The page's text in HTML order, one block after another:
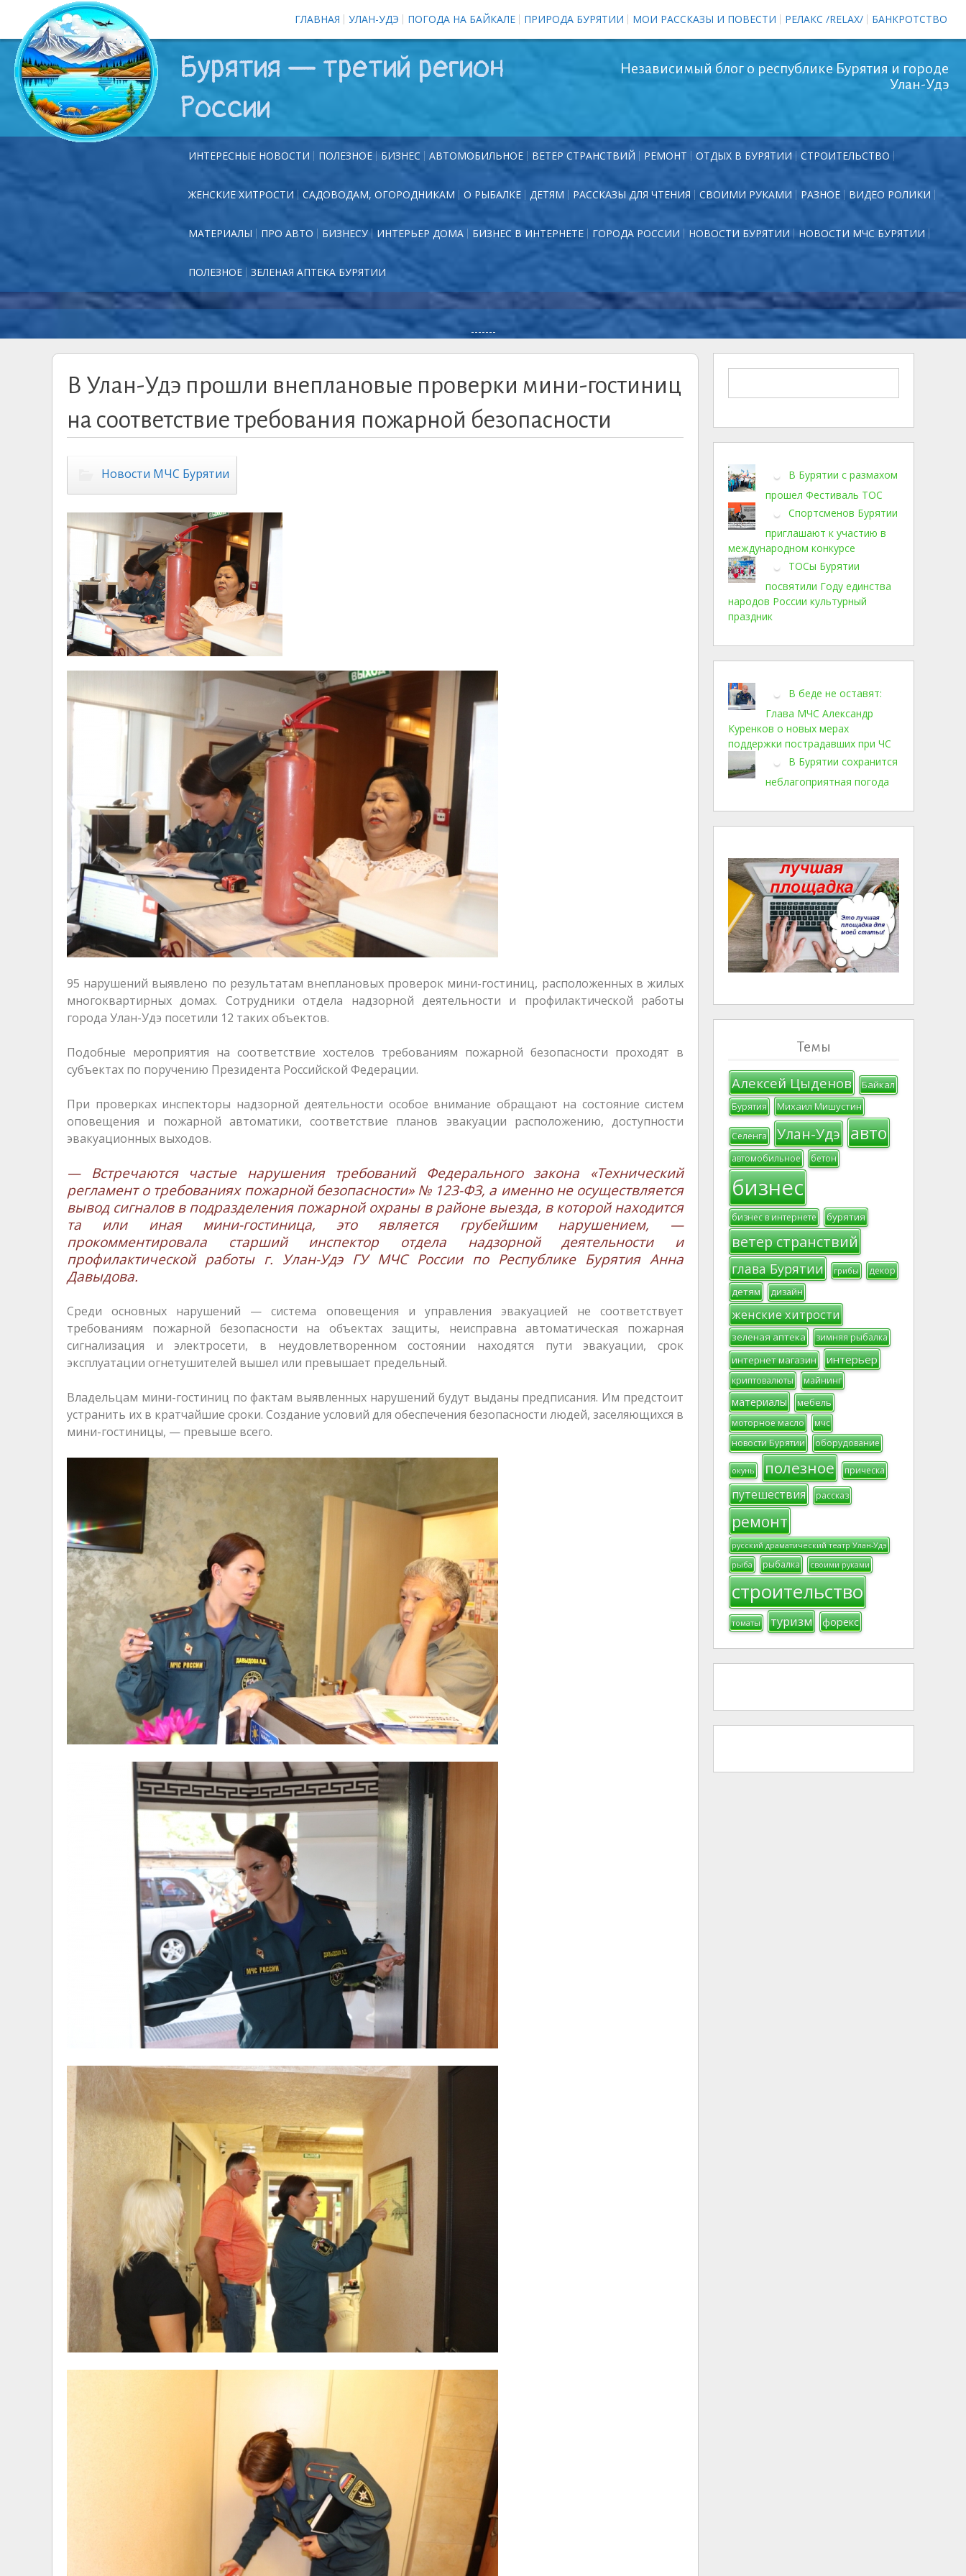
ГЛАВНАЯ УЛАН-УДЭ ПОГОДА НА БАЙКАЛЕ ПРИРОДА БУРЯТИИ МОИ РАССКАЗЫ И ПОВЕСТИ РЕЛАКС /RELAX/ БАНКРОТСТВО
Бурятия — третий регион
России
Независимый блог о республике Бурятия и городе
Улан-Удэ
ИНТЕРЕСНЫЕ НОВОСТИ ПОЛЕЗНОЕ БИЗНЕС АВТОМОБИЛЬНОЕ ВЕТЕР СТРАНСТВИЙ РЕМОНТ ОТДЫХ В БУРЯТИИ СТРОИТЕЛЬСТВО
ЖЕНСКИЕ ХИТРОСТИ САДОВОДАМ, ОГОРОДНИКАМ О РЫБАЛКЕ ДЕТЯМ РАССКАЗЫ ДЛЯ ЧТЕНИЯ СВОИМИ РУКАМИ РАЗНОЕ ВИДЕО РОЛИКИ
МАТЕРИАЛЫ ПРО АВТО БИЗНЕСУ ИНТЕРЬЕР ДОМА БИЗНЕС В ИНТЕРНЕТЕ ГОРОДА РОССИИ НОВОСТИ БУРЯТИИ НОВОСТИ МЧС БУРЯТИИ
ПОЛЕЗНОЕ ЗЕЛЕНАЯ АПТЕКА БУРЯТИИ
-------
В Улан-Удэ прошли внеплановые проверки мини-гостиниц
на соответствие требования пожарной безопасности
Новости МЧС Бурятии
95 нарушений выявлено по результатам внеплановых проверок мини-гостиниц, расположенных в жилых
многоквартирных домах. Сотрудники отдела надзорной деятельности и профилактической работы
города Улан-Удэ посетили 12 таких объектов.
Подобные мероприятия на соответствие хостелов требованиям пожарной безопасности проходят в
субъектах по поручению Президента Российской Федерации.
При проверках инспекторы надзорной деятельности особое внимание обращают на состояние систем
оповещения и пожарной автоматики, соответствие планов эвакуации расположению, доступности
эвакуационных выходов.
— Встречаются частые нарушения требований Федерального закона «Технический
регламент о требованиях пожарной безопасности» № 123-ФЗ, а именно не осуществляется
вывод сигналов в подразделения пожарной охраны в районе выезда, в которой находится
та или иная мини-гостиница, это является грубейшим нарушением, —
прокомментировала старший инспектор отдела надзорной деятельности и
профилактической работы г. Улан-Удэ ГУ МЧС России по Республике Бурятия Анна
Давыдова.
Среди основных нарушений — система оповещения и управления эвакуацией не соответствует
требованиям пожарной безопасности на объектах защиты, неисправна автоматическая пожарная
сигнализация и электросети, в неудовлетворенном состоянии находятся пути эвакуации, срок
эксплуатации огнетушителей вышел или превышает предельный.
Владельцам мини-гостиниц по фактам выявленных нарушений будут выданы предписания. Им предстоит
устранить их в кратчайшие сроки. Создание условий для обеспечения безопасности людей, заселяющихся в
мини-гостиницы, — превыше всего.
В Бурятии с размахом
прошел Фестиваль ТОС
Спортсменов Бурятии
приглашают к участию в
международном конкурсе
ТОСы Бурятии
посвятили Году единства
народов России культурный
праздник
В беде не оставят:
Глава МЧС Александр
Куренков о новых мерах
поддержки пострадавших при ЧС
В Бурятии сохранится
неблагоприятная погода
Темы
Алексей Цыденов Байкал
Бурятия Михаил Мишустин
Селенга Улан-Удэ авто
автомобильное бетон
бизнес
бизнес в интернете бурятия
ветер странствий
глава Бурятии грибы декор
детям дизайн
женские хитрости
зеленая аптека зимняя рыбалка
интернет магазин интерьер
криптовалюты майнинг
материалы мебель
моторное масло
мчс
новости Бурятии
оборудование
окунь полезное прическа
путешествия рассказ
ремонт
русский драматический театр Улан-Удэ
рыба
рыбалка своими руками
строительство
томаты туризм форекс